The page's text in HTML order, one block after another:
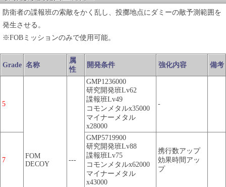
防衛者の諜報班の索敵をかく乱し、投擲地点にダミーの敵予測範囲を
発生させる。
※FOBミッションのみで使用可能。
Grade 名称
属
性
開発条件 強化内容 備考
5
FOM
DECOY
---
GMP1236000
研究開発班Lv62
諜報班Lv49
コモンメタルx35000
マイナーメタル
x28000
-
7
GMP5719900
研究開発班Lv88
諜報班Lv75
コモンメタルx62000
マイナーメタル
x43000
携行数アップ
効果時間アッ
プ